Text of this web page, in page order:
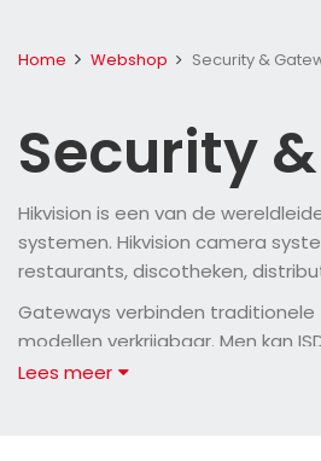
Home Webshop Security &
Security
Hikvision is een van de
systemen. Hikvision camera
restaurants, discotheken,
Gateways verbinden
modellen verkrijgbaar. Men kan
telefooncentrales gebasseerd op
ook aansluiten op een GSM
Lees meer